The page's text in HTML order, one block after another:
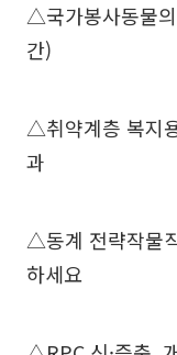
△국가봉사동물
간)
△취약계층 복지
과
△동계 전략작물
하세요